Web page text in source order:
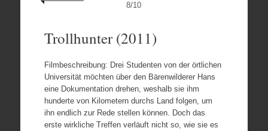
8/10
Trollhunter (2011)
Filmbeschreibung: Drei Studenten von der örtlichen
Universität möchten über den Bärenwilderer Hans
eine Dokumentation drehen, weshalb sie ihm
hunderte von Kilometern durchs Land folgen, um
ihn endlich zur Rede stellen können. Doch das
erste wirkliche Treffen verläuft nicht so, wie sie es